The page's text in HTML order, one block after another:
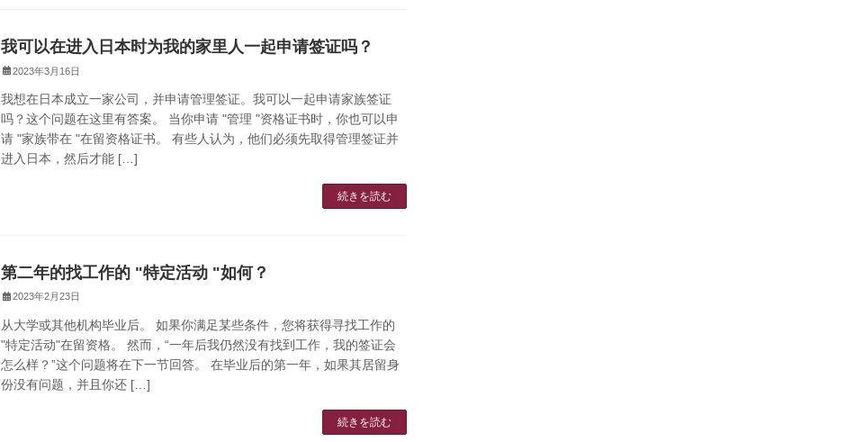
我可以在进入日本时为我的家里人一起申请签证吗？
2023年3月16日
我想在日本成立一家公司，并申请管理签证。我可以一起申请家族签证
吗？这个问题在这里有答案。 当你申请 "管理 "资格证书时，你也可以申
请 "家族带在 "在留资格证书。 有些人认为，他们必须先取得管理签证并
进入日本，然后才能 […]
続きを読む
第二年的找工作的 "特定活动 "如何？
2023年2月23日
从大学或其他机构毕业后。 如果你满足某些条件，您将获得寻找工作的
"特定活动"在留资格。 然而，“一年后我仍然没有找到工作，我的签证会
怎么样？”这个问题将在下一节回答。 在毕业后的第一年，如果其居留身
份没有问题，并且你还 […]
続きを読む